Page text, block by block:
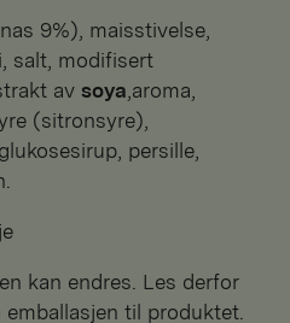
salt, modifisert
avsoya ,aroma,
(sitronsyre),
persille,
kan endres. Les derfor
til produktet.